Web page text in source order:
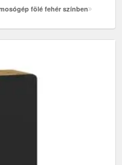
fölé fehér színben